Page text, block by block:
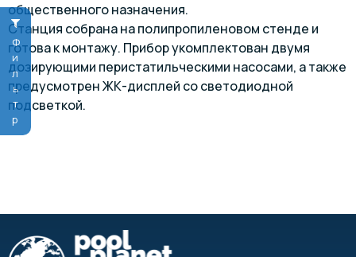
Фильтр
общественного назначения.
Станция собрана на полипропиленовом стенде и
готова к монтажу. Прибор укомплектован двумя
дозирующими перистатильческими насосами, а также
предусмотрен ЖК-дисплей со светодиодной
подсветкой.